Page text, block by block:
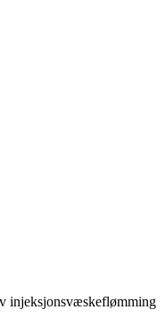
injeksjonsvæskeflømming